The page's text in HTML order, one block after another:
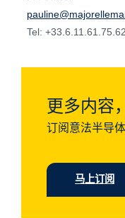
Tel: +33.6.11.61.75.62
更多内容
订阅意法半导
马上订阅